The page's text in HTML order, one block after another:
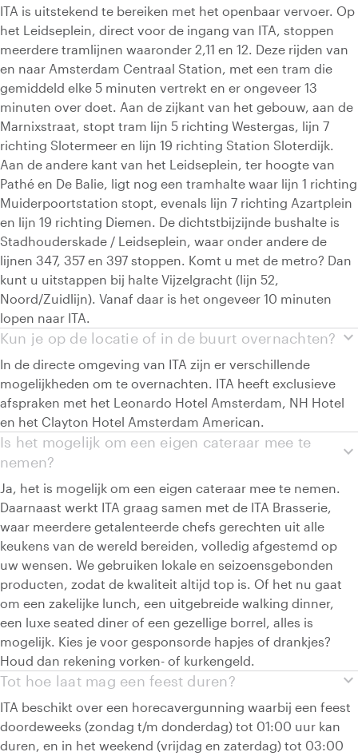
ITA is uitstekend te bereiken met het openbaar vervoer. Op
het Leidseplein, direct voor de ingang van ITA, stoppen
meerdere tramlijnen waaronder 2,11 en 12. Deze rijden van
en naar Amsterdam Centraal Station, met een tram die
gemiddeld elke 5 minuten vertrekt en er ongeveer 13
minuten over doet. Aan de zijkant van het gebouw, aan de
Marnixstraat, stopt tram lijn 5 richting Westergas, lijn 7
richting Slotermeer en lijn 19 richting Station Sloterdijk.
Aan de andere kant van het Leidseplein, ter hoogte van
Pathé en De Balie, ligt nog een tramhalte waar lijn 1 richting
Muiderpoortstation stopt, evenals lijn 7 richting Azartplein
en lijn 19 richting Diemen. De dichtstbijzijnde bushalte is
Stadhouderskade / Leidseplein, waar onder andere de
lijnen 347, 357 en 397 stoppen. Komt u met de metro? Dan
kunt u uitstappen bij halte Vijzelgracht (lijn 52,
Noord/Zuidlijn). Vanaf daar is het ongeveer 10 minuten
lopen naar ITA.
expand_more
Kun je op de locatie of in de buurt overnachten?
In de directe omgeving van ITA zijn er verschillende
mogelijkheden om te overnachten. ITA heeft exclusieve
afspraken met het Leonardo Hotel Amsterdam, NH Hotel
en het Clayton Hotel Amsterdam American.
expand_more
Is het mogelijk om een eigen cateraar mee te
nemen?
Ja, het is mogelijk om een eigen cateraar mee te nemen.
Daarnaast werkt ITA graag samen met de ITA Brasserie,
waar meerdere getalenteerde chefs gerechten uit alle
keukens van de wereld bereiden, volledig afgestemd op
uw wensen. We gebruiken lokale en seizoensgebonden
producten, zodat de kwaliteit altijd top is. Of het nu gaat
om een zakelijke lunch, een uitgebreide walking dinner,
een luxe seated diner of een gezellige borrel, alles is
mogelijk. Kies je voor gesponsorde hapjes of drankjes?
Houd dan rekening vorken- of kurkengeld.
expand_more
Tot hoe laat mag een feest duren?
ITA beschikt over een horecavergunning waarbij een feest
doordeweeks (zondag t/m donderdag) tot 01:00 uur kan
duren, en in het weekend (vrijdag en zaterdag) tot 03:00